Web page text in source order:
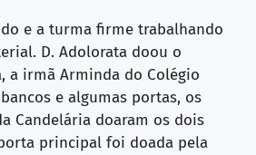
e a turma firme trabalhando
D. Adolorata doou o
a irmã Arminda do Colégio
e algumas portas, os
Candelária doaram os dois
principal foi doada pela